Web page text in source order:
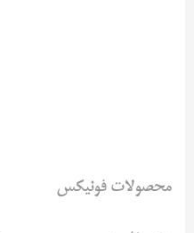
محصولات فونیکس